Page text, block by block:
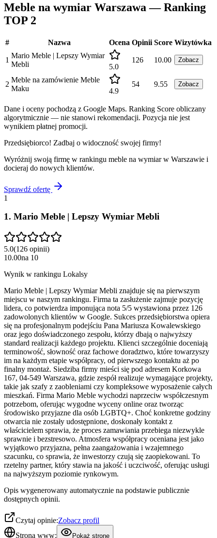
Meble na wymiar Warszawa — Ranking
TOP 2
# Nazwa Ocena Opinii Score Wizytówka
1
Mario Meble | Lepszy Wymiar
Mebli
5.0
126 10.00 Zobacz
2
Meble na zamówienie Meble
Maku
4.9
54 9.55 Zobacz
Dane i oceny pochodzą z Google Maps. Ranking Score obliczany
algorytmicznie — nie stanowi rekomendacji. Pozycja nie jest
wynikiem płatnej promocji.
Przedsiębiorco! Zadbaj o widoczność swojej firmy!
Wyróżnij swoją firmę w rankingu meble na wymiarw Warszawie i
docieraj do nowych klientów.
Sprawdź ofertę
1
1. Mario Meble | Lepszy Wymiar Mebli
5.0(126 opinii)
10.00na 10
Wynik w rankingu Lokalsy
Mario Meble | Lepszy Wymiar Mebli znajduje się na pierwszym
miejscu w naszym rankingu. Firma ta zasłużenie zajmuje pozycję
lidera, co potwierdza imponująca nota 5/5 wystawiona przez 126
zadowolonych klientów w Google. Sukces przedsiębiorstwa opiera
się na profesjonalnym podejściu Pana Mariusza Kowalewskiego
oraz jego doświadczonego zespołu, którzy dbają o najwyższy
standard realizacji każdego projektu. Klienci szczególnie doceniają
terminowość, słowność oraz fachowe doradztwo, które towarzyszy
im na każdym etapie współpracy, od pierwszego kontaktu aż po
finalny montaż. Siedziba firmy mieści się pod adresem Korkowa
167, 04-549 Warszawa, gdzie zespół realizuje wymagające projekty,
takie jak szafy z zaobleniami czy kompleksowe wyposażenie całych
mieszkań. Firma Mario Meble wychodzi naprzeciw współczesnym
potrzebom, oferując wygodne wyceny online oraz tworząc
środowisko przyjazne dla osób LGBTQ+. Choć konkretne godziny
otwarcia nie zostały udostępnione, doskonały kontakt z
właścicielem sprawia, że proces zamawiania przebiega niezwykle
sprawnie i bezstresowo. Atmosfera współpracy oceniana jest jako
wyjątkowo przyjazna, pełna zaangażowania i wzajemnego
szacunku, co sprawia, że inwestorzy czują się zaopiekowani. To
rzetelny partner, który stawia na jakość i uczciwość, oferując usługi
na najwyższym poziomie rynkowym.
Opis wygenerowany automatycznie na podstawie publicznie
dostępnych opinii.
Czytaj opinie:Zobacz profil
Strona www:
Pokaż stronę